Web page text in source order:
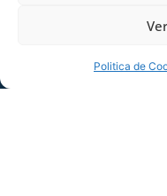
Politica de